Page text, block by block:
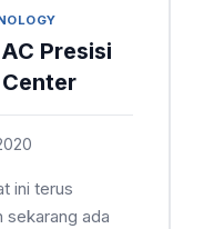
Presisi
ini terus
sekarang ada